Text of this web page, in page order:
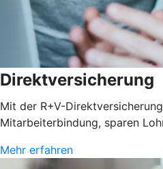
Direktversicherung
Mit der R+V-
Mitarbeiterbindung, sparen
Mehr erfahren